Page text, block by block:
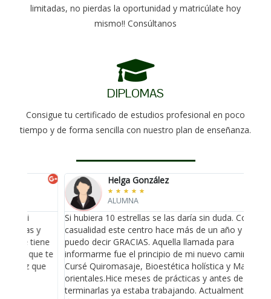
limitadas, no pierdas la oportunidad y matricúlate hoy
mismo!! Consúltanos
DIPLOMAS
Consigue tu certificado de estudios profesional en poco
tiempo y de forma sencilla con nuestro plan de enseñanza.
Opiniones de Alumnos
Helga González
★ ★
ALUMNA
Si hubiera 10 estrellas se las daría sin duda. Conocí por
casualidad este centro hace más de un año y solo
puedo decir GRACIAS. Aquella llamada para
informarme fue el principio de mi nuevo camino
.
Cursé Quiromasaje, Bioestética holística y Masajes
orientales.Hice meses de prácticas y antes de
terminarlas ya estaba trabajando. Actualmente me